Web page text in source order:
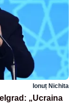
Ionuț Nichita
„Ucraina